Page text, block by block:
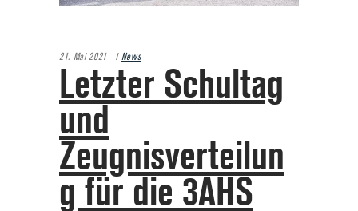
21. Mai 2021 News
Letzter Schultag
und
Zeugnisverteilun
g für die 3AHS